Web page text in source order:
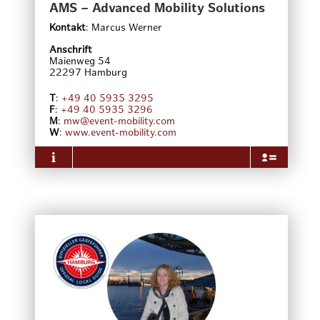
verfügt außerdem über eine eigene Gastronomie
Jubiläumsveranstaltungen, auch mit
AMS – Advanced Mobility Solutions
Kontakt: Marcus Werner
Anschrift
Maienweg 54
22297 Hamburg
: +49 40 5935 3295
F: +49 40 5935 3296
M : mw@event-mobility.com
W: www.event-mobility.com
für die individuelle Personenbeförderung von
Touristen. Dabei reicht das Dienstleistungsportfolio
vom Welcoming der Gäste am Flughafen, Bahnhof
oder Hafen über individuelle Erlebnis-Fahrten oder
Einzel-Transfers mit Oldtimern, gehobenen
Limousinen oder Bussen bis zu maßgeschneiderten
Mobilitätskonzepten für Veranstaltungen mit 3.500